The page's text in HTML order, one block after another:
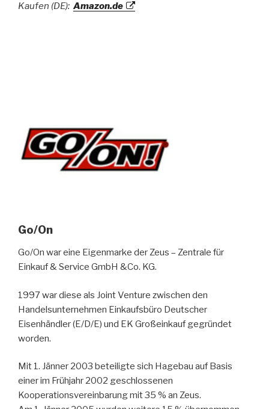
Kaufen (DE): Amazon.de
Go/On
Go/On war eine Eigenmarke der Zeus – Zentrale für
Einkauf & Service GmbH &Co. KG.
1997 war diese als Joint Venture zwischen den
Handelsunternehmen Einkaufsbüro Deutscher
Eisenhändler (E/D/E) und EK Großeinkauf gegründet
worden.
Mit 1. Jänner 2003 beteiligte sich Hagebau auf Basis
einer im Frühjahr 2002 geschlossenen
Kooperationsvereinbarung mit 35 % an Zeus.